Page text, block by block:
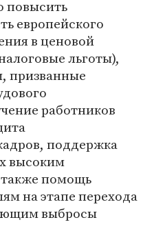
повысить
европейского
в ценовой
льготы),
призванные
работников
поддержка
высоким
помощь
на этапе перехода
выбросы